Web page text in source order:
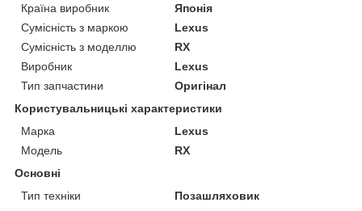
Країна виробник
Японія
Сумісність з маркою
Lexus
Сумісність з моделлю
RX
Виробник
Lexus
Тип запчастини
Оригінал
Користувальницькі характеристики
Марка
Lexus
Модель
RX
Основні
Тип техніки
Позашляховик